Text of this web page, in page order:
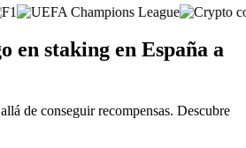
en staking en España a
de conseguir recompensas. Descubre